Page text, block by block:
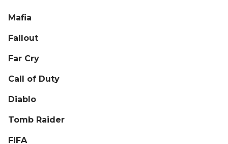
Mafia
Fallout
Far Cry
Call of Duty
Diablo
Tomb Raider
FIFA